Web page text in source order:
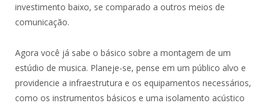
investimento baixo, se comparado a outros meios de
comunicação.
Agora você já sabe o básico sobre a montagem de um
estúdio de musica. Planeje-se, pense em um público alvo e
providencie a infraestrutura e os equipamentos necessários,
como os instrumentos básicos e uma isolamento acústico